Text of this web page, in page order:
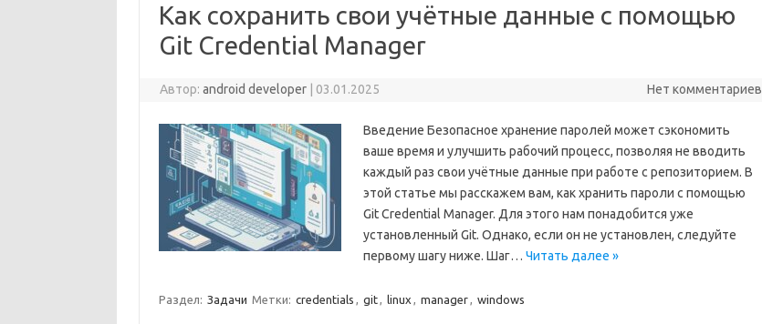
Как сохранить свои учётные данные с помощью
Git Credential Manager
Автор:android developer 03.01.2025 Нет комментариев
Введение Безопасное хранение паролей может сэкономить
ваше время и улучшить рабочий процесс, позволяя не вводить
каждый раз свои учётные данные при работе с репозиторием. В
этой статье мы расскажем вам, как хранить пароли с помощью
Git Credential Manager. Для этого нам понадобится уже
установленный Git. Однако, если он не установлен, следуйте
первому шагу ниже. Шаг… Читать далее »
Раздел: Задачи Метки: credentials , git, linux , manager, windows